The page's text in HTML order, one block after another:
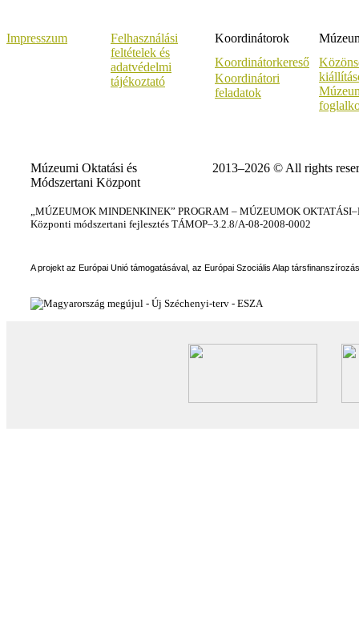
Impresszum
Felhasználási
feltételek és
adatvédelmi
tájékoztató
Koordinátorok
Koordinátorkereső
Koordinátori
feladatok
Múzeumi Oktatási és
Módszertani Központ
2013–2026 © All rights
„MÚZEUMOK MINDENKINEK” PROGRAM – MÚZEUMOK
Központi módszertani fejlesztés TÁMOP–3.2.8/A-08-2008-0002
A projekt az Európai Unió támogatásával, az Európai Szociális Alap